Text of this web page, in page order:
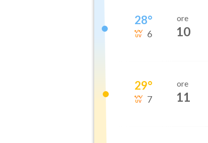
28°
6
ore
10
29°
7
ore
11